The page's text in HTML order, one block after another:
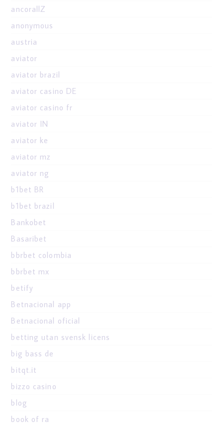
ancorallZ
anonymous
austria
aviator
aviator brazil
aviator casino DE
aviator casino fr
aviator IN
aviator ke
aviator mz
aviator ng
b1bet BR
b1bet brazil
Bankobet
Basaribet
bbrbet colombia
bbrbet mx
betify
Betnacional app
Betnacional oficial
betting utan svensk licens
big bass de
bitqt.it
bizzo casino
blog
book of ra